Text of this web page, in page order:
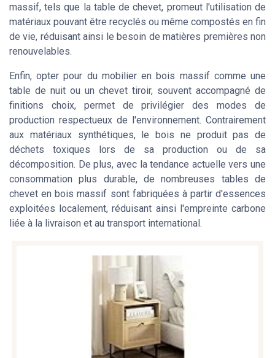
massif, tels que la table de chevet, promeut l'utilisation de
matériaux pouvant être recyclés ou même compostés en fin
de vie, réduisant ainsi le besoin de matières premières non
renouvelables.
Enfin, opter pour du mobilier en bois massif comme une
table de nuit ou un chevet tiroir, souvent accompagné de
finitions choix, permet de privilégier des modes de
production respectueux de l'environnement. Contrairement
aux matériaux synthétiques, le bois ne produit pas de
déchets toxiques lors de sa production ou de sa
décomposition. De plus, avec la tendance actuelle vers une
consommation plus durable, de nombreuses tables de
chevet en bois massif sont fabriquées à partir d'essences
exploitées localement, réduisant ainsi l'empreinte carbone
liée à la livraison et au transport international.